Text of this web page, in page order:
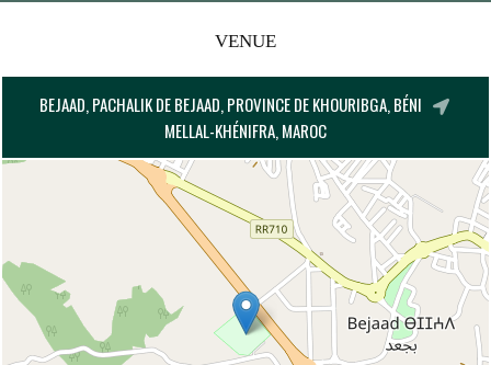
VENUE
BEJAAD, PACHALIK DE BEJAAD, PROVINCE DE KHOURIBGA, BÉNI
MELLAL-KHÉNIFRA, MAROC